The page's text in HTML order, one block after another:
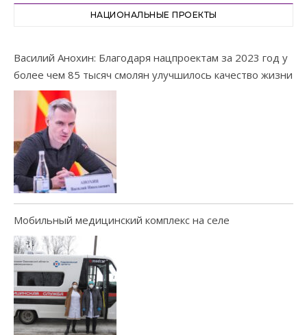
НАЦИОНАЛЬНЫЕ ПРОЕКТЫ
Василий Анохин: Благодаря нацпроектам за 2023 год у
более чем 85 тысяч смолян улучшилось качество жизни
Мобильный медицинский комплекс на селе